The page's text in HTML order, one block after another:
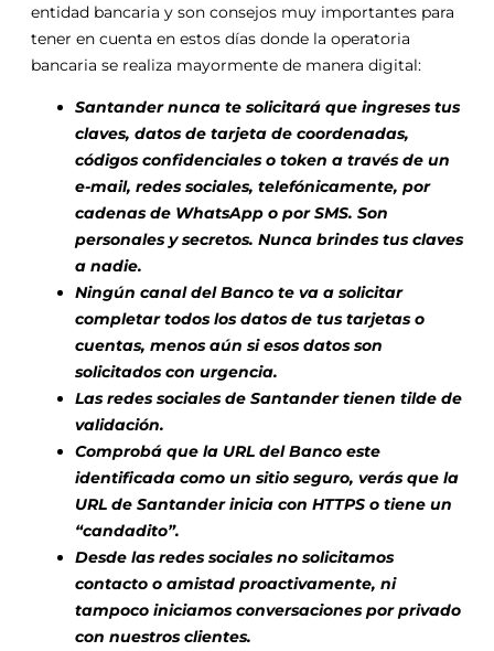
entidad bancaria y son consejos muy importantes para
tener en cuenta en estos días donde la operatoria
bancaria se realiza mayormente de manera digital:
Santander nunca te solicitará que ingreses tus
claves, datos de tarjeta de coordenadas,
códigos confidenciales o token a través de un
e-mail, redes sociales, telefónicamente, por
cadenas de WhatsApp o por SMS. Son
personales y secretos. Nunca brindes tus claves
a nadie.
Ningún canal del Banco te va a solicitar
completar todos los datos de tus tarjetas o
cuentas, menos aún si esos datos son
solicitados con urgencia.
Las redes sociales de Santander tienen tilde de
validación.
Comprobá que la URL del Banco este
identificada como un sitio seguro, verás que la
URL de Santander inicia con HTTPS o tiene un
“candadito”.
Desde las redes sociales no solicitamos
contacto o amistad proactivamente, ni
tampoco iniciamos conversaciones por privado
con nuestros clientes.